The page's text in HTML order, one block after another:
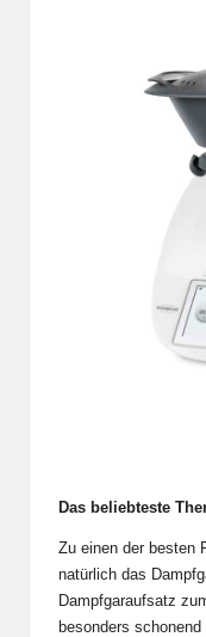
Das beliebteste
Zu einen der besten
natürlich das
Dampfgaraufsatz
besonders